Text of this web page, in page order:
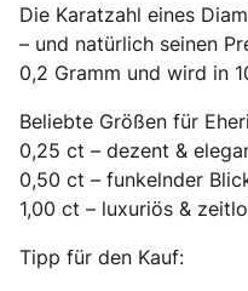
Die Karatzahl eines
– und natürlich seinen
0,2 Gramm und wird in
Beliebte Größen für
0,25 ct – dezent &
0,50 ct – funkelnder
1,00 ct – luxuriös &
Tipp für den Kauf: